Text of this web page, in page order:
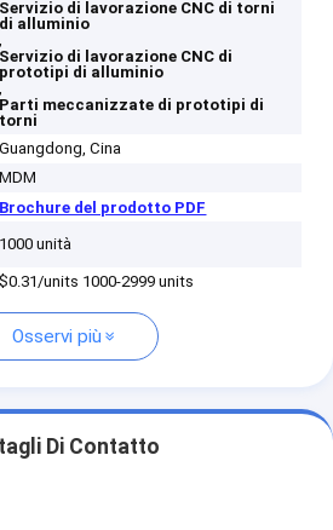
Servizio di lavorazione CNC di torni
di alluminio
,
Servizio di lavorazione CNC di
prototipi di alluminio
,
Parti meccanizzate di prototipi di
torni
Guangdong, Cina
MDM
Brochure del prodotto PDF
1000 unità
$0.31/units 1000-2999 units
Osservi più
Di Contatto